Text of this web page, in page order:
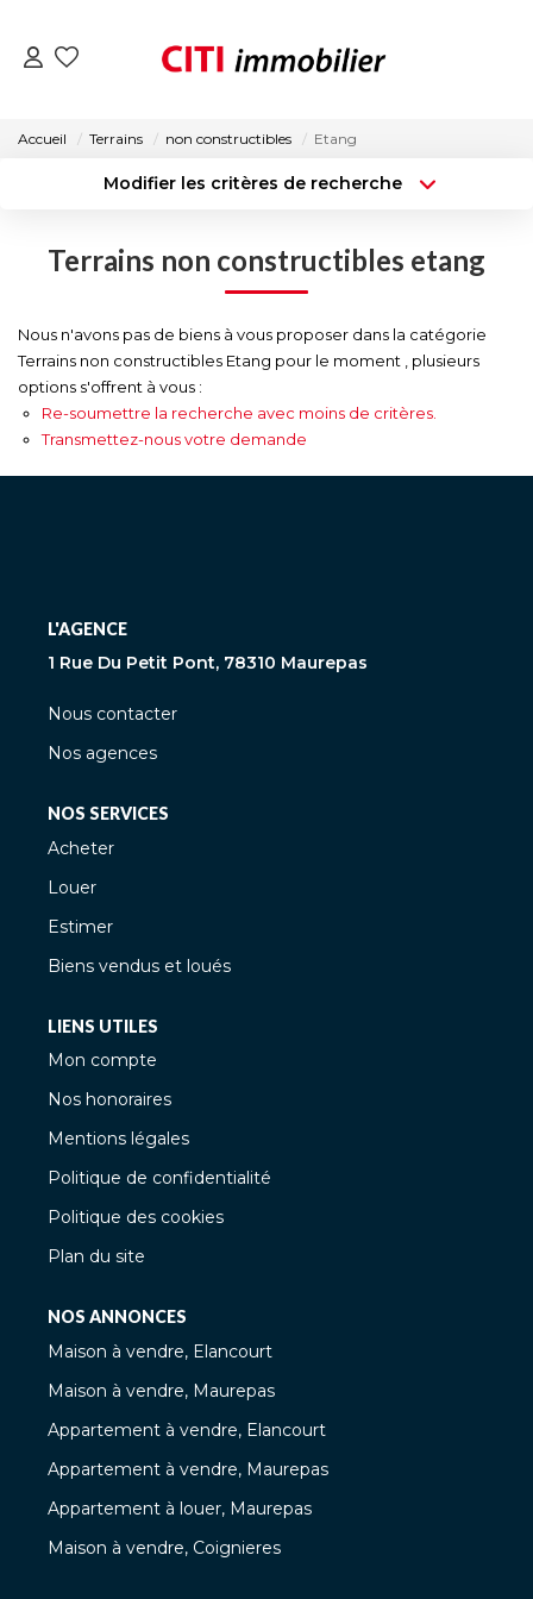
LOCATIONS
ESTIMATION
NOS AGENCES
ACTUALITÉS
CONTACT
Accueil Terrains non constructibles Etang
Modifier les critères de recherche
Type de bien
Budget max Plus de critères
Terrains non constructibles etang
Nous n'avons pas de biens à vous proposer dans la catégorie
Terrains non constructibles Etang pour le moment , plusieurs
options s'offrent à vous :
Re-soumettre la recherche avec moins de critères.
Transmettez-nous votre demande
L'AGENCE
1 Rue Du Petit Pont, 78310 Maurepas
Nous contacter
Nos agences
NOS SERVICES
Acheter
Louer
Estimer
Biens vendus et loués
LIENS UTILES
Mon compte
Nos honoraires
Mentions légales
Politique de confidentialité
Politique des cookies
Plan du site
NOS ANNONCES
Maison à vendre, Elancourt
Maison à vendre, Maurepas
Appartement à vendre, Elancourt
Appartement à vendre, Maurepas
Appartement à louer, Maurepas
Maison à vendre, Coignieres